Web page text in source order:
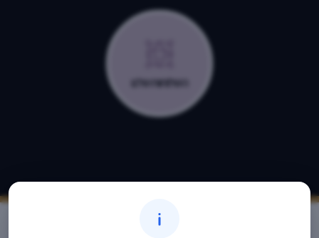
השלוחות שלנו
אירועים ופעילויות חדשות